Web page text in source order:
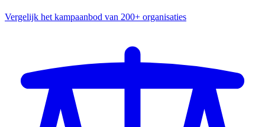
Vergelijk het kampaanbod van 200+ organisaties